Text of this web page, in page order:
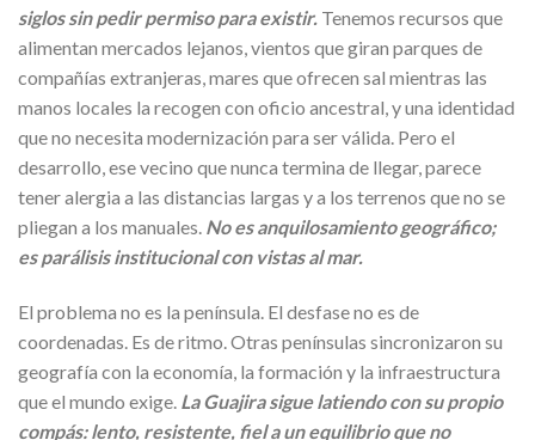
siglos sin pedir permiso para existir. Tenemos recursos que
alimentan mercados lejanos, vientos que giran parques de
compañías extranjeras, mares que ofrecen sal mientras las
manos locales la recogen con oficio ancestral, y una identidad
que no necesita modernización para ser válida. Pero el
desarrollo, ese vecino que nunca termina de llegar, parece
tener alergia a las distancias largas y a los terrenos que no se
pliegan a los manuales. No es anquilosamiento geográfico;
es parálisis institucional con vistas al mar.
El problema no es la península. El desfase no es de
coordenadas. Es de ritmo. Otras penínsulas sincronizaron su
geografía con la economía, la formación y la infraestructura
que el mundo exige. La Guajira sigue latiendo con su propio
compás: lento, resistente, fiel a un equilibrio que no